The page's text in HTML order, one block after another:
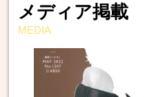
メディア掲載
MEDIA